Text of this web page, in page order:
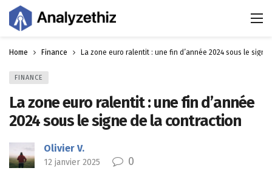
Home Finance La zone euro ralentit : une fin d’année 2024 sous le
FINANCE
La zone euro ralentit : une fin d’année
2024 sous le signe de la contraction
Olivier V.
12 janvier 2025 0